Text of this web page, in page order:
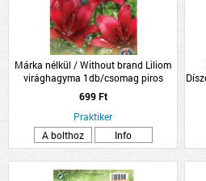
Márka nélkül / Without brand Liliom
virághagyma 1db/csomag piros
699 Ft
Praktiker
A bolthoz
Info